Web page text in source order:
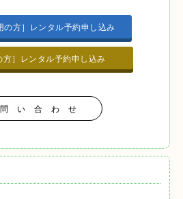
の方］レンタル予約申し込み
方］レンタル予約申し込み
い 合 わ せ